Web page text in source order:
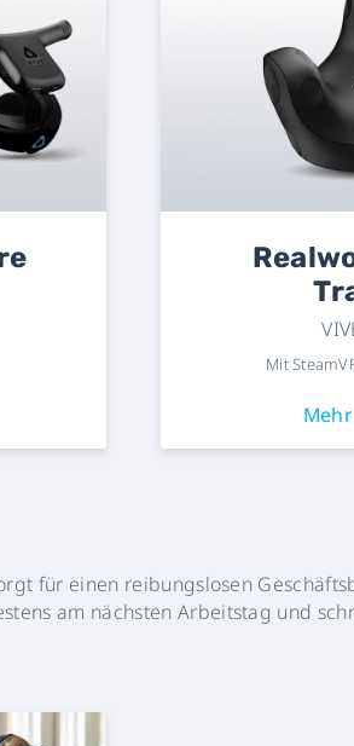
Mit
für einen reibungslosen
am nächsten Arbeitstag und